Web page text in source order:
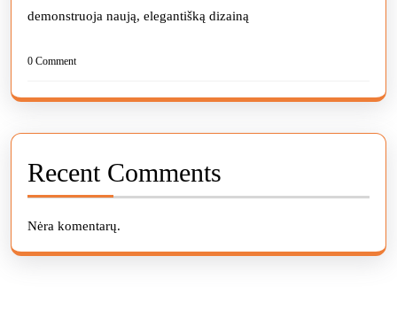
demonstruoja naują, elegantišką dizainą
0 Comment
Recent Comments
Nėra komentarų.